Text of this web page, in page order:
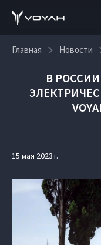
Главная Новости
В
15 мая 2023 г.